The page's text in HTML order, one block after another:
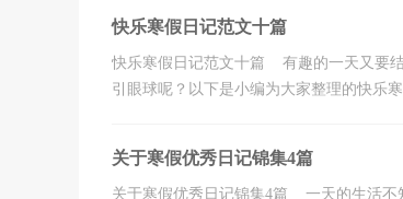
快乐寒假日记范文十篇
快乐寒假日记范文十篇 有趣的一天又要
引眼球呢？以下是小编为大家整理的快乐
关于寒假优秀日记锦集4篇
关于寒假优秀日记锦集4篇 一天的生活不